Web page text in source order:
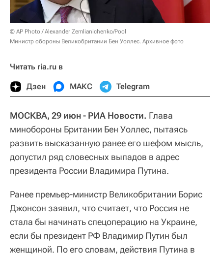
© AP Photo / Alexander Zemlianichenko/Pool
Министр обороны Великобритании Бен Уоллес. Архивное фото
Читать ria.ru в
Дзен МАКС Telegram
МОСКВА, 29 июн - РИА Новости. Глава
минобороны Британии Бен Уоллес, пытаясь
развить высказанную ранее его шефом мысль,
допустил ряд словесных выпадов в адрес
президента России Владимира Путина.
Ранее премьер-министр Великобритании Борис
Джонсон заявил, что считает, что Россия не
стала бы начинать спецоперацию на Украине,
если бы президент РФ Владимир Путин был
женщиной. По его словам, действия Путина в